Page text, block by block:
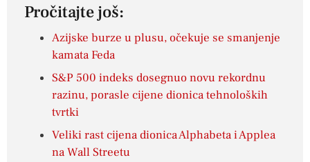
Pročitajte još:
Azijske burze u plusu, očekuje se smanjenje
kamata Feda
S&P 500 indeks dosegnuo novu rekordnu
razinu, porasle cijene dionica tehnoloških
tvrtki
Veliki rast cijena dionica Alphabeta i Applea
na Wall Streetu